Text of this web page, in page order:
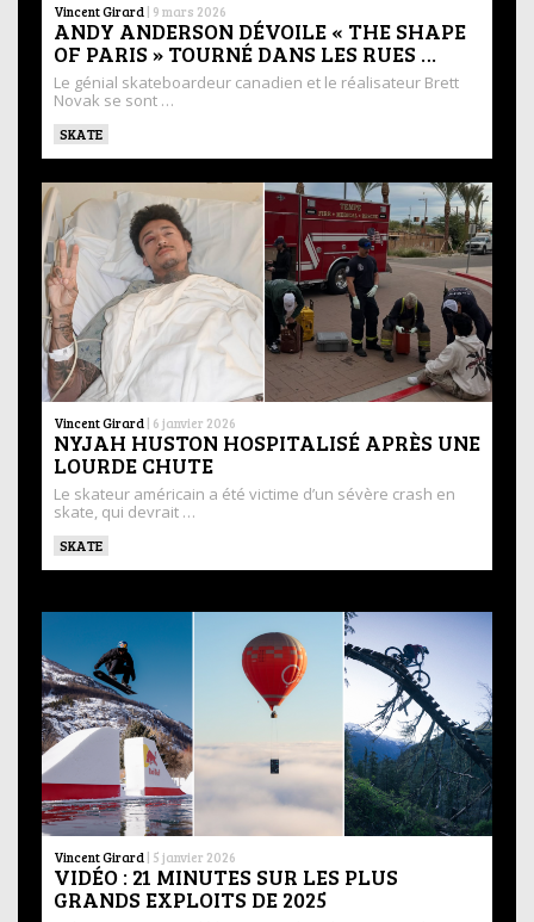
Vincent Girard | 9 mars 2026
ANDY ANDERSON DÉVOILE « THE SHAPE
OF PARIS » TOURNÉ DANS LES RUES …
Le génial skateboardeur canadien et le réalisateur Brett
Novak se sont …
SKATE
Vincent Girard | 6 janvier 2026
NYJAH HUSTON HOSPITALISÉ APRÈS UNE
LOURDE CHUTE
Le skateur américain a été victime d’un sévère crash en
skate, qui devrait …
SKATE
Vincent Girard | 5 janvier 2026
VIDÉO : 21 MINUTES SUR LES PLUS
GRANDS EXPLOITS DE 2025